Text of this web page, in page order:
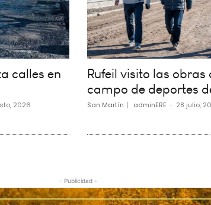
calles en
2026
Rufeil visito las obras
campo de deportes
San Martín adminERE - 28 julio,
- Publicidad -